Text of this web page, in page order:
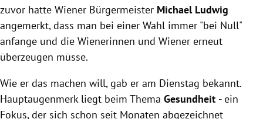
und mit Präzisionsmedizin behandeln.
Zusätzliche Projekte: Flexibles Vergabemodell für
Gemeindewohnungen, Smart City Fonds für
technologische Innovationen, und ReHa-Klassen
für Schüler nach psychiatrischer Therapie.
zuvor hatte Wiener Bürgermeister Michael Ludwig
angemerkt, dass man bei einer Wahl immer "bei Null"
anfange und die Wienerinnen und Wiener erneut
überzeugen müsse.
Wie er das machen will, gab er am Dienstag bekannt.
Hauptaugenmerk liegt beim Thema Gesundheit - ein
Fokus, der sich schon seit Monaten abgezeichnet